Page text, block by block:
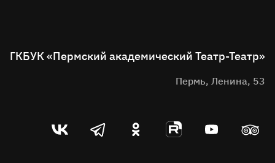
ГКБУК «Пермский академический Театр-Театр»
Пермь, Ленина, 53
театр
Театр-
театр
Театр-
театр
Театр-
театр
театр
театр